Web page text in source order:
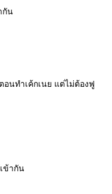
กัน
นทำเค้กเนย แต่ไม่ต้องฟู
ข้ากัน